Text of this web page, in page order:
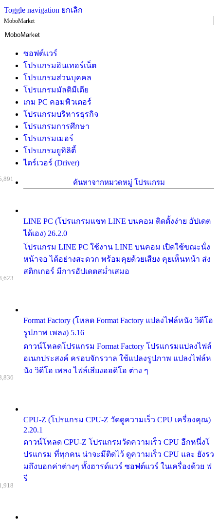
Toggle navigation ยกเลิก
MoboMarket
ซอฟต์แวร์
โปรแกรมอินเทอร์เน็ต
โปรแกรมส่วนบุคคล
โปรแกรมมัลติมีเดีย
เกม PC คอมพิวเตอร์
โปรแกรมบริหารธุรกิจ
โปรแกรมการศึกษา
โปรแกรมเมอร์
โปรแกรมยูทิลิตี้
ไดร์เวอร์ (Driver)
ค้นหาจากหมวดหมู่ โปรแกรม
LINE PC (โปรแกรมแชท LINE บนคอม ติดตั้งง่าย อัปเดต
ได้เอง) 26.2.0
โปรแกรม LINE PC ใช้งาน LINE บนคอม เปิดใช้ขณะนั่ง
หน้าจอ ได้อย่างสะดวก พร้อมคุยด้วยเสียง คุยเห็นหน้า ส่ง
สติกเกอร์ มีการอัปเดตสม่ำเสมอ
Format Factory (โหลด Format Factory แปลงไฟล์หนัง วิดีโอ
รูปภาพ เพลง) 5.16
ดาวน์โหลดโปรแกรม Format Factory โปรแกรมแปลงไฟล์
อเนกประสงค์ ครอบจักรวาล ใช้แปลงรูปภาพ แปลงไฟล์ห
นัง วิดีโอ เพลง ไฟล์เสียงออดิโอ ต่าง ๆ
CPU-Z (โปรแกรม CPU-Z วัดดูความเร็ว CPU เครื่องคุณ)
2.20.1
ดาวน์โหลด CPU-Z โปรแกรมวัดความเร็ว CPU อีกหนึ่งโ
ปรแกรม ที่ทุกคน น่าจะมีติดไว้ ดูความเร็ว CPU และ ยังรว
มถึงบอกค่าต่างๆ ทั้งฮารด์แวร์ ซอฟต์แวร์ ในเครื่องด้วย ฟ
รี